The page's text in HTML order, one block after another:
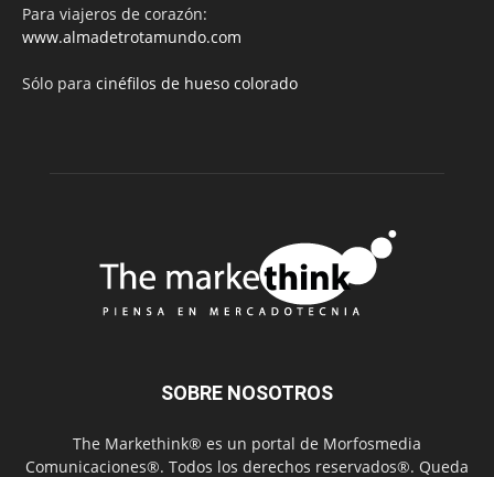
Para viajeros de corazón:
www.almadetrotamundo.com
Sólo para cinéfilos de hueso colorado
SOBRE NOSOTROS
The Markethink® es un portal de Morfosmedia
Comunicaciones®. Todos los derechos reservados®. Queda